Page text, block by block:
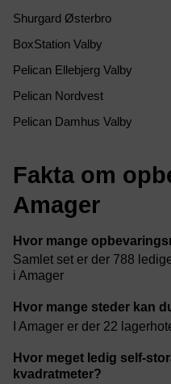
Shurgard Østerbro
BoxStation Valby
Pelican Ellebjerg Valby
Pelican Nordvest
Pelican Damhus Valby
Fakta om
Amager
Hvor mange
Samlet set er der 788
i Amager
Hvor mange steder kan
I Amager er der 22
Hvor meget ledig self-
kvadratmeter?